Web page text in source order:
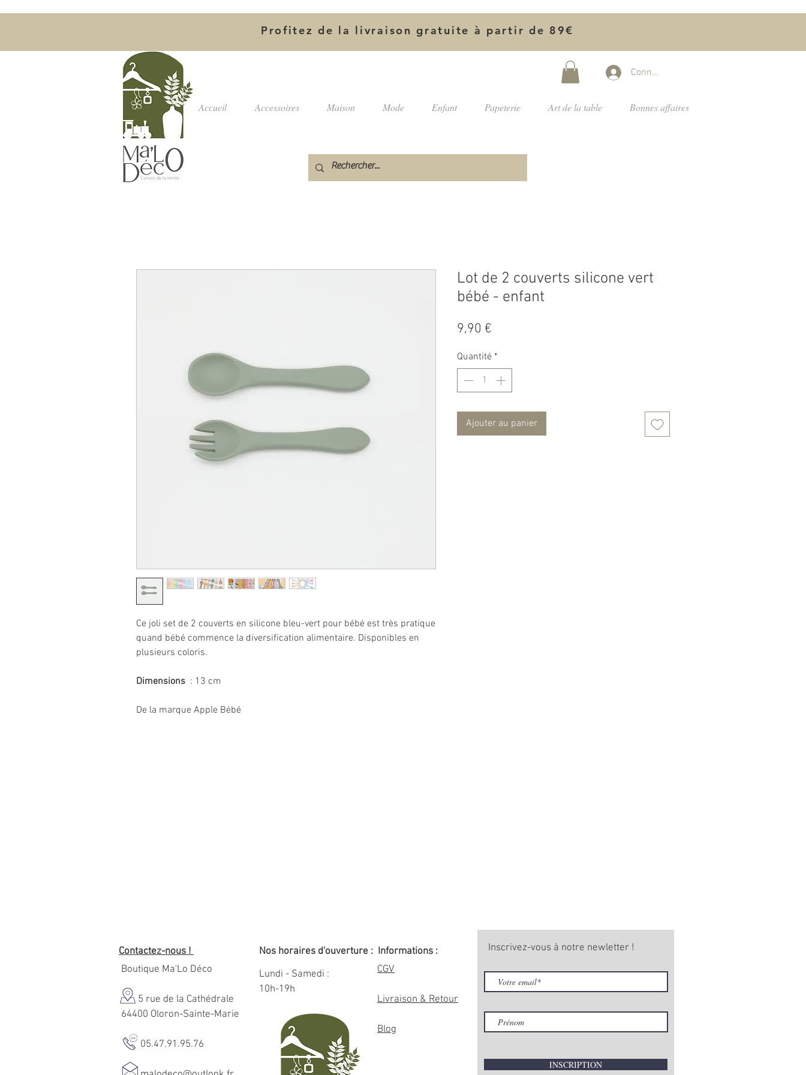
Profitez de la livraison gratuite à partir de 89€
Connectez-vous
Accueil Accessoires Maison Mode Enfant Papeterie Art de la table Bonnes affaires
Ce joli set de 2 couverts en silicone bleu-vert pour bébé est très pratique
quand bébé commence la diversification alimentaire. Disponibles en
plusieurs coloris.
Dimensions : 13 cm
De la marque Apple Bébé
Lot de 2 couverts silicone vert
bébé - enfant
9,90 €
Quantité *
Ajouter au panier
Contactez-nous !
Boutique Ma'Lo Déco
5 rue de la Cathédrale
64400 Oloron-Sainte-Marie
05.47.91.95.76
Nos horaires d'ouverture :
Lundi - Samedi :
10h-19h
Informations :
CGV
Livraison & Retour
Blog
Inscrivez-vous à notre newletter !
INSCRIPTION